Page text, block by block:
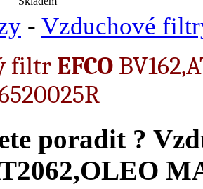
- Vzduchové
filtr EFCO
poradit ?